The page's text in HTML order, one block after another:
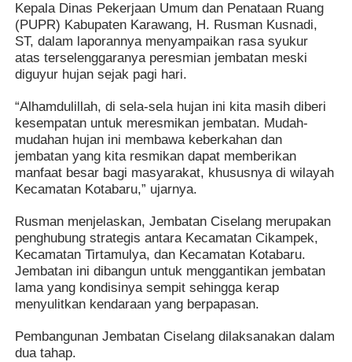
Kepala Dinas Pekerjaan Umum dan Penataan Ruang
(PUPR) Kabupaten Karawang, H. Rusman Kusnadi,
ST, dalam laporannya menyampaikan rasa syukur
atas terselenggaranya peresmian jembatan meski
diguyur hujan sejak pagi hari.
“Alhamdulillah, di sela-sela hujan ini kita masih diberi
kesempatan untuk meresmikan jembatan. Mudah-
mudahan hujan ini membawa keberkahan dan
jembatan yang kita resmikan dapat memberikan
manfaat besar bagi masyarakat, khususnya di wilayah
Kecamatan Kotabaru,” ujarnya.
Rusman menjelaskan, Jembatan Ciselang merupakan
penghubung strategis antara Kecamatan Cikampek,
Kecamatan Tirtamulya, dan Kecamatan Kotabaru.
Jembatan ini dibangun untuk menggantikan jembatan
lama yang kondisinya sempit sehingga kerap
menyulitkan kendaraan yang berpapasan.
Pembangunan Jembatan Ciselang dilaksanakan dalam
dua tahap.